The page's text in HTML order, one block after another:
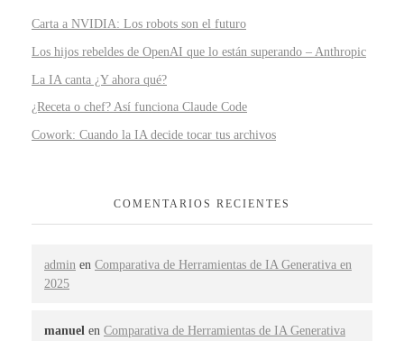
Carta a NVIDIA: Los robots son el futuro
Los hijos rebeldes de OpenAI que lo están superando – Anthropic
La IA canta ¿Y ahora qué?
¿Receta o chef? Así funciona Claude Code
Cowork: Cuando la IA decide tocar tus archivos
COMENTARIOS RECIENTES
admin en Comparativa de Herramientas de IA Generativa en
2025
manuel en Comparativa de Herramientas de IA Generativa